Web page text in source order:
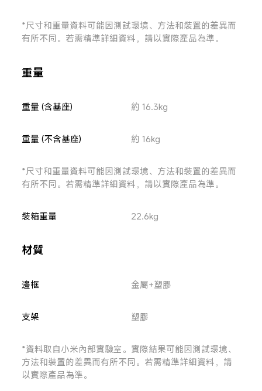
*尺寸和重量資料可能因測試環境、方法和裝置的差異而
有所不同。若需精準詳細資料，請以實際產品為準。
重量
重量 (含基座) 約 16.3kg
重量 (不含基座) 約 16kg
*尺寸和重量資料可能因測試環境、方法和裝置的差異而
有所不同。若需精準詳細資料，請以實際產品為準。
裝箱重量 22.6kg
材質
邊框 金屬+塑膠
支架 塑膠
*資料取自小米內部實驗室。實際結果可能因測試環境、
方法和裝置的差異而有所不同。若需精準詳細資料，請
以實際產品為準。